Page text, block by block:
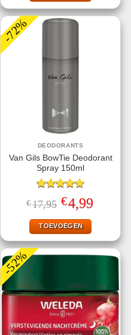
-72%
DEODORANTS
Van Gils BowTie Deodorant
Spray 150ml
Gewaardeerd
5.00uit 5
€17,95 Oorspronkelijke
prijs
was:
€17,95.
€4,99Huidige
prijs
TOEVOEGEN
-52%